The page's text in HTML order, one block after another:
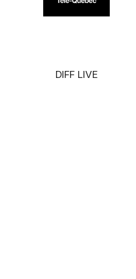
DIFF LIVE